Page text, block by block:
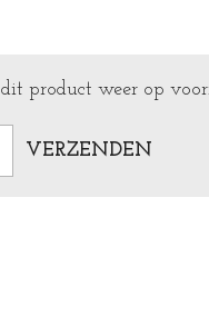
product weer op
VERZENDEN